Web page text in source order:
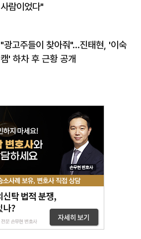
사람이었다"
"광고주들이 찾아줘"…진태현, '이숙
캠' 하차 후 근황 공개